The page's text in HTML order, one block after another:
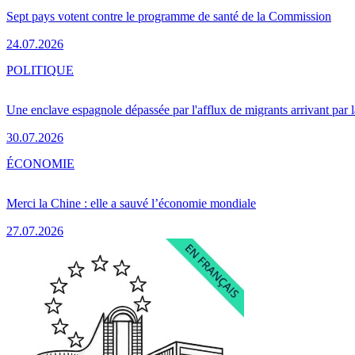
Sept pays votent contre le programme de santé de la Commission
24.07.2026
Une enclave espagnole dépassée par l'afflux de migrants arrivant par
30.07.2026
POLITIQUE
Merci la Chine : elle a sauvé l’économie mondiale
27.07.2026
ÉCONOMIE